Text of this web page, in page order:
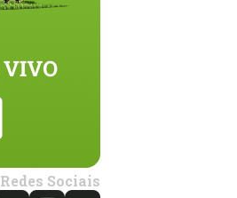
Redes Sociais